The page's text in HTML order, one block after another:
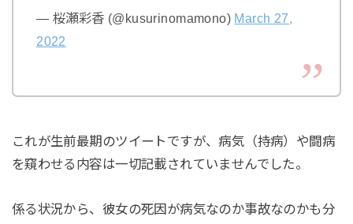
— 桜瀬彩香 (@kusurinomamono) March 27,
2022
これが生前最期のツイートですが、病気（持病）や闘病
を窺わせる内容は一切記載されていませんでした。
係る状況から、彼女の死因が病気なのか事故なのかも分